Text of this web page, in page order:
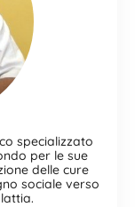
specializzato
per le sue
delle cure
sociale verso